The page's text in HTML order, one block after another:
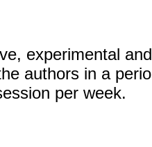
experimental
authors in a
per week.